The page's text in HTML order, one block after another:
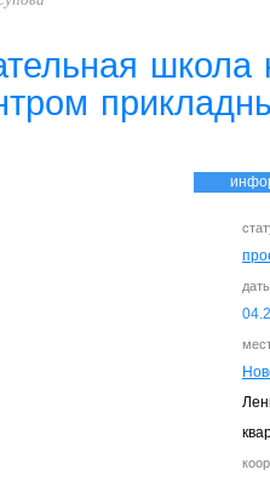
школа
04.